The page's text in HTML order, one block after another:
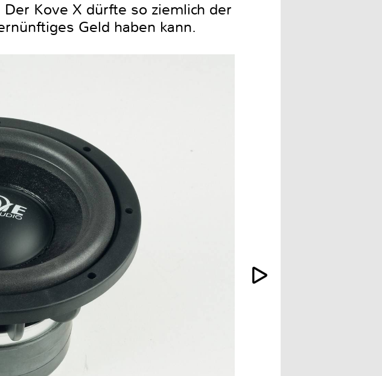
Kove X dürfte so ziemlich der
Geld haben kann.